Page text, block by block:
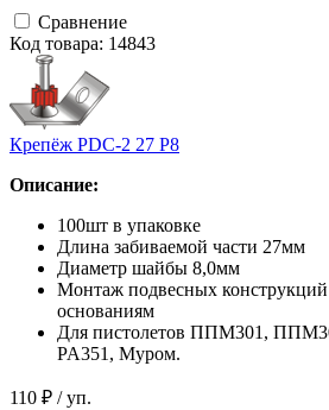
Сравнение
Код товара: 14843
Крепёж PDC-2 27 Р8
Описание:
100шт в упаковке
Длина забиваемой части 27мм
Диаметр шайбы 8,0мм
Монтаж подвесных
основаниям
Для пистолетов ППМ301,
PA351, Муром.
110 ₽ / уп.